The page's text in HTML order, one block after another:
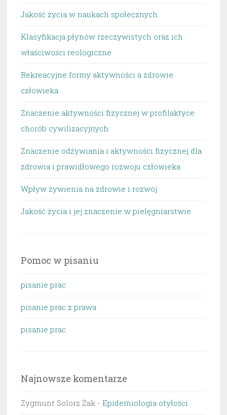
Jakość życia w naukach społecznych
Klasyfikacja płynów rzeczywistych oraz ich
właściwości reologiczne
Rekreacyjne formy aktywności a zdrowie
człowieka
Znaczenie aktywności fizycznej w profilaktyce
chorób cywilizacyjnych
Znaczenie odżywiania i aktywności fizycznej dla
zdrowia i prawidłowego rozwoju człowieka
Wpływ żywienia na zdrowie i rozwój
Jakość życia i jej znaczenie w pielęgniarstwie
Pomoc w pisaniu
pisanie prac
pisanie prac z prawa
pisanie prac
Najnowsze komentarze
Zygmunt Solorz Żak - Epidemiologia otyłości